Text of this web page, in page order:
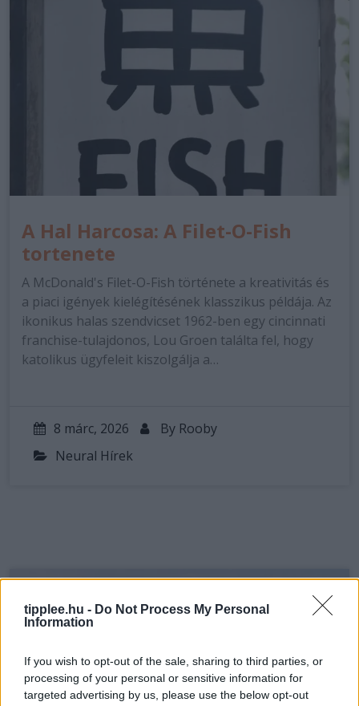
tipplee.hu - Do Not Process My Personal
Information
If you wish to opt-out of the sale, sharing to third parties, or
processing of your personal or sensitive information for
targeted advertising by us, please use the below opt-out
A Hal Harcosa: A Filet-O-Fish
tortenete
A McDonald's Filet-O-Fish története a kreativitás és
a piaci igények kielégítésének klasszikus példája. Az
ikonikus halas szendvicset 1962-ben egy cincinnati
franchise-tulajdonos, Lou Groen találta fel, hogy
katolikus ügyfeleit kiszolgálja a…
8 márc, 2026 By Rooby
Neural Hírek